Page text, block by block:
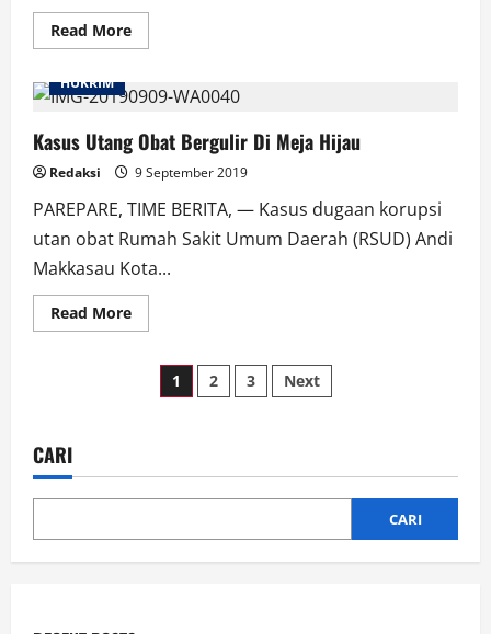
Read MoreRead
more
Minta
Pembangunan
MAN
2
Diperketat
Pengawasannya
HUKRIM
Kasus Utang Obat Bergulir Di Meja Hijau
Redaksi 9 September 2019
PAREPARE, TIME BERITA, — Kasus dugaan korupsi
utan obat Rumah Sakit Umum Daerah (RSUD) Andi
Makkasau Kota...
Read MoreRead
more
Utang
Bergulir
Paginasi
1 2 3 Next
CARI
CARI